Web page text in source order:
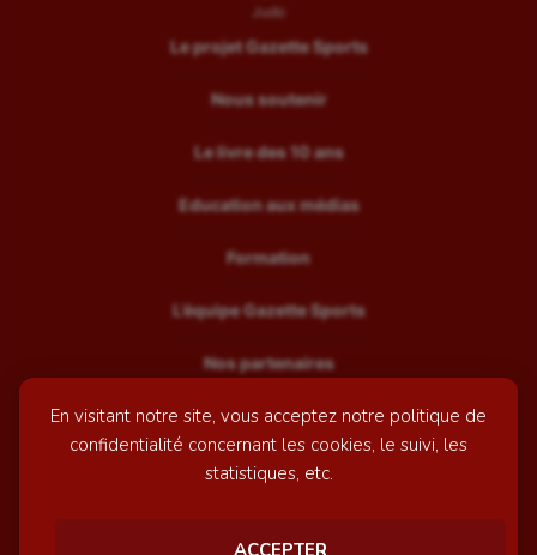
En visitant notre site, vous acceptez notre politique de
confidentialité concernant les cookies, le suivi, les
statistiques, etc.
ACCEPTER
Judo
Le projet Gazette Sports
Nous soutenir
Le livre des 10 ans
Education aux médias
Formation
L’équipe Gazette Sports
Nos partenaires
Recrutement
Mentions légales